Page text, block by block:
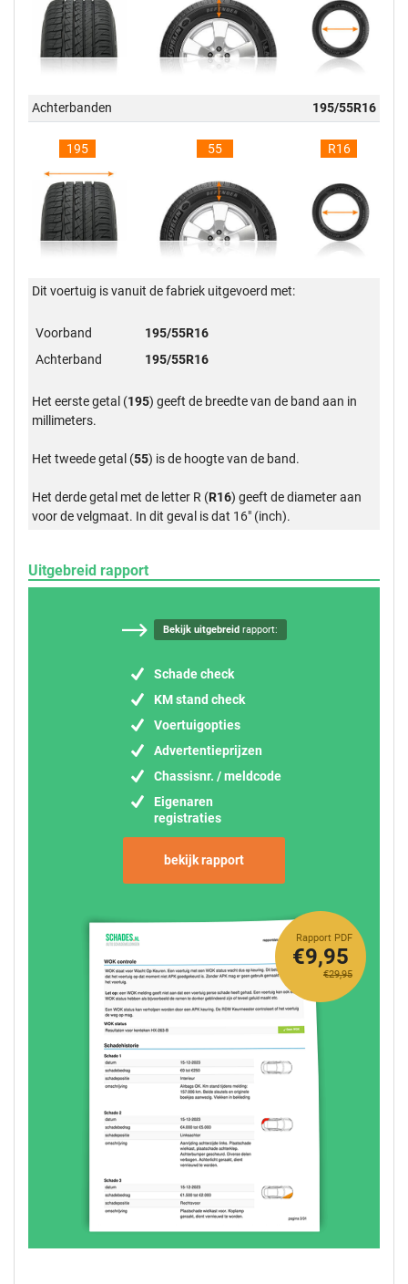
Achterbanden 195/55R16
195 55 R16
Dit voertuig is vanuit de fabriek uitgevoerd met:
Voorband
195/55R16
Achterband
195/55R16
Het eerste getal (195) geeft de breedte van de band aan in
millimeters.
Het tweede getal (55) is de hoogte van de band.
Het derde getal met de letter R (R16) geeft de diameter aan
voor de velgmaat. In dit geval is dat 16" (inch).
Uitgebreid rapport
Bekijk uitgebreid rapport:
Schade check
KM stand check
Voertuigopties
Advertentieprijzen
Chassisnr. / meldcode
Eigenaren
registraties
bekijk rapport
Rapport PDF
€29,95
€9,95